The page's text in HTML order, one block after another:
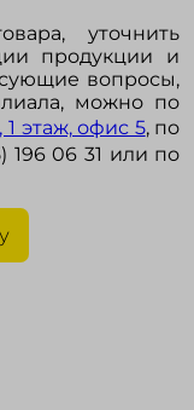
уточнить
продукции и
вопросы,
можно по
1 этаж, офис 5, по
196 06 31 или по